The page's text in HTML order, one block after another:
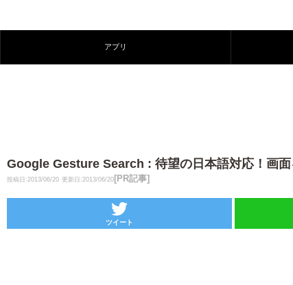
アプリ
Google Gesture Search : 待望の日本語対応！画
投稿日:2013/06/20 更新日:2013/06/20 [PR記事]
ツイート